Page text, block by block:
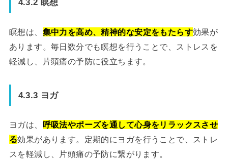
4.3.2 瞑想
瞑想は、 集中力を高め、精神的な安定をもたらす効果が
あります。毎日数分でも瞑想を行うことで、ストレスを
軽減し、片頭痛の予防に役立ちます。
4.3.3 ヨガ
ヨガは、
呼吸法やポーズを通して心身をリラックスさせ
る効果があります。定期的にヨガを行うことで、ストレ
スを軽減し、片頭痛の予防に繋がります。